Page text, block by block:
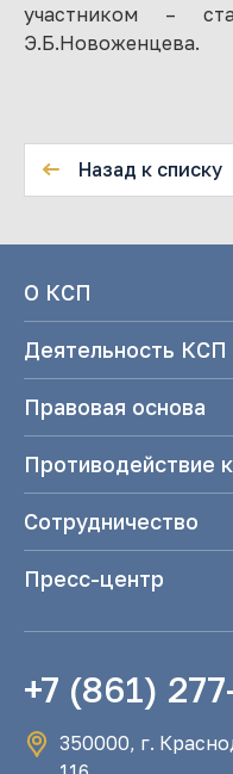
участником –
Э.Б.Новоженцева.
Назад к списку
О КСП
Деятельность КСП
Правовая основа
Противодействие
Сотрудничество
Пресс-центр
+7 (861)
350000, г.